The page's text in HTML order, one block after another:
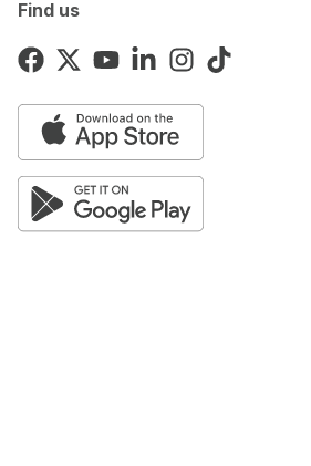
Find us
U fan zoni je više stotina
plasirala na Mundijal nakon 12
Mnogo se očekuje od
U
Više o...